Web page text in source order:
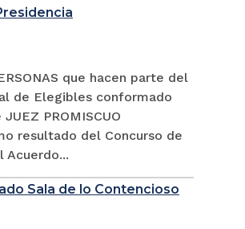
que hacen parte del
de Elegibles conformado
PROMISCUO
resultado del Concurso de
Acuerdo...
Sala de lo Contencioso